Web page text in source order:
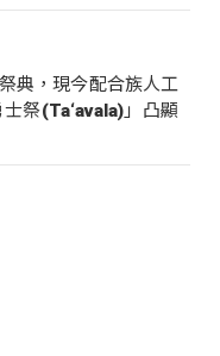
典，現今配合族人工
祭(Ta‘avala)」凸顯